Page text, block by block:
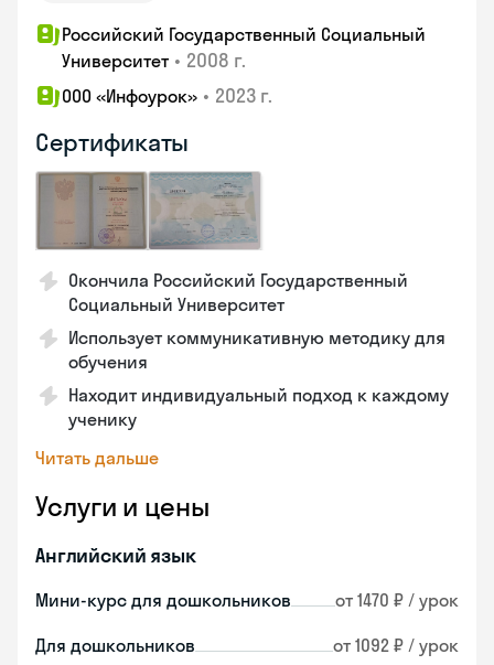
Российский Государственный Социальный
Университет • 2008 г.
ООО «Инфоурок» • 2023 г.
Сертификаты
Окончила Российский Государственный
Социальный Университет
Использует коммуникативную методику для
обучения
Находит индивидуальный подход к каждому
ученику
Читать дальше
Услуги и цены
Английский язык
Мини-курс для дошкольников от 1470 ₽ / урок
Для дошкольников от 1092 ₽ / урок